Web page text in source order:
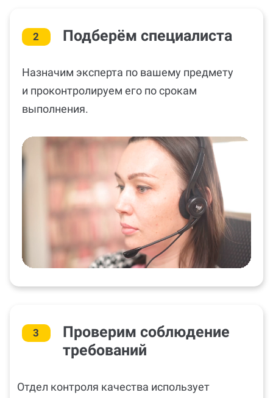
2 Подберём специалиста
Назначим эксперта по вашему предмету
и проконтролируем его по срокам
выполнения.
3
Проверим соблюдение
требований
Отдел контроля качества использует